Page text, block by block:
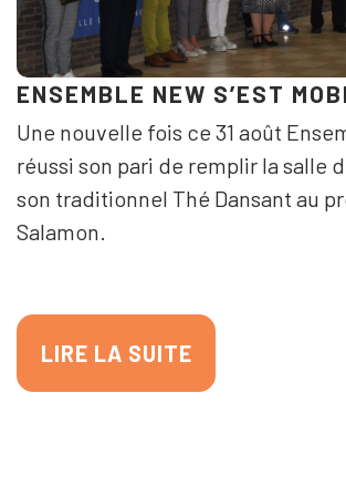
ENSEMBLE NEW S’EST
Une nouvelle fois ce 31 août
réussi son pari de remplir la salle
son traditionnel Thé Dansant au
Salamon.
LIRE LA SUITE